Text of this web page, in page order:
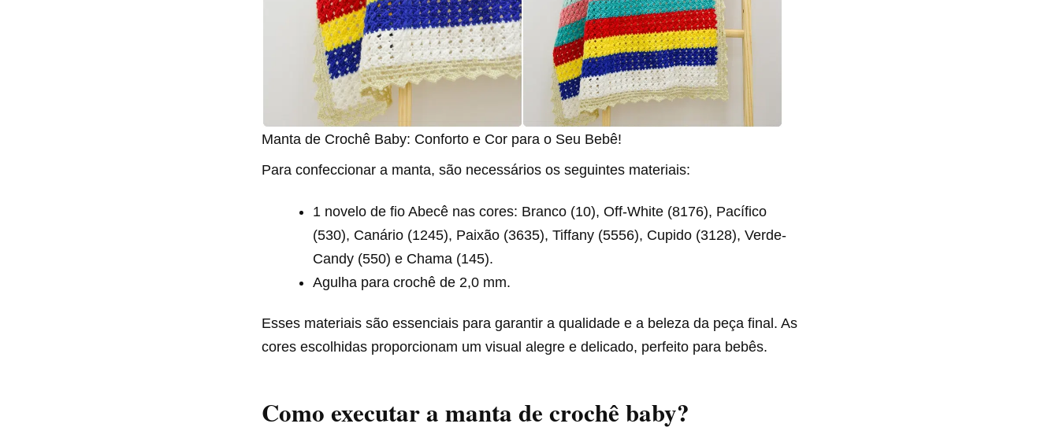
Manta de Crochê Baby: Conforto e Cor para o Seu Bebê!
Para confeccionar a manta, são necessários os seguintes materiais:
1 novelo de fio Abecê nas cores: Branco (10), Off-White (8176), Pacífico
(530), Canário (1245), Paixão (3635), Tiffany (5556), Cupido (3128), Verde-
Candy (550) e Chama (145).
Agulha para crochê de 2,0 mm.
Esses materiais são essenciais para garantir a qualidade e a beleza da peça final. As
cores escolhidas proporcionam um visual alegre e delicado, perfeito para bebês.
Como executar a manta de crochê baby?